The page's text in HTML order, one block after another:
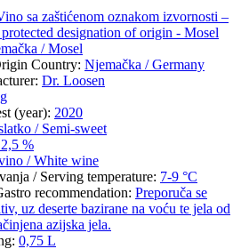
sa zaštićenom oznakom izvornosti –
designation of origin - Mosel
/ Mosel
Country: Njemačka / Germany
: Dr. Loosen
(year): 2020
/ Semi-sweet
%
/ White wine
/ Serving temperature: 7-9 °C
recommendation: Preporuča se
uz deserte bazirane na voću te jela od
azijska jela.
: 0,75 L